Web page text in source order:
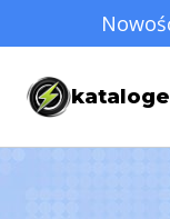
do
treści